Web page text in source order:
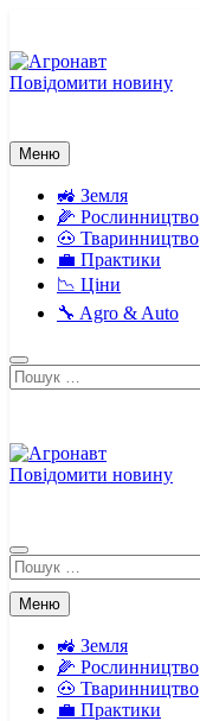
вмісту
Повідомити новину
Меню
🚜 Земля
🌽 Рослинництво
🐽 Тваринництво
💼 Практики
📉 Ціни
🔧 Agro & Auto
Пошук:
Повідомити новину
Пошук:
Меню
🚜 Земля
🌽 Рослинництво
🐽 Тваринництво
💼 Практики